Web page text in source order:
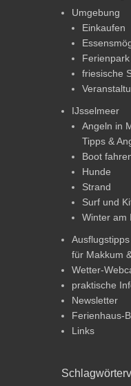
Umgebung
Einkaufen
Ferienpark
friesische
IJsselmeer
Angeln in
Tipps &
Boot
Hunde
Strand
Surf und
Winter am
für Makkum
Wetter-
praktische
Newsletter
Ferienhaus-
Links